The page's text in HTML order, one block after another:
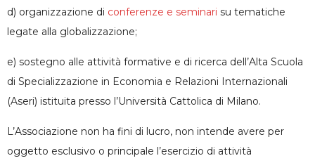
d) organizzazione di conferenze e seminari su tematiche
legate alla globalizzazione;
e) sostegno alle attività formative e di ricerca dell’Alta Scuola
di Specializzazione in Economia e Relazioni Internazionali
(Aseri) istituita presso l’Università Cattolica di Milano.
L’Associazione non ha fini di lucro, non intende avere per
oggetto esclusivo o principale l’esercizio di attività